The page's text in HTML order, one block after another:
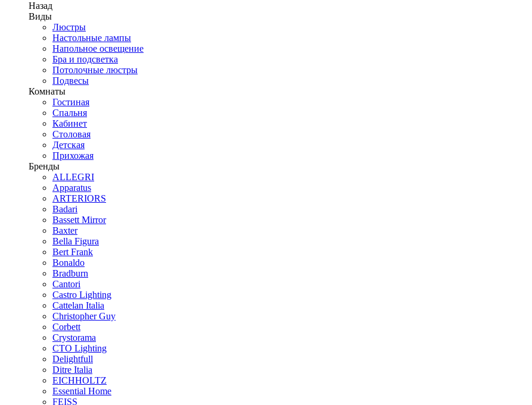
Назад
Виды
Люстры
Настольные лампы
Напольное освещение
Бра и подсветка
Потолочные люстры
Подвесы
Комнаты
Гостиная
Спальня
Кабинет
Столовая
Детская
Прихожая
Бренды
ALLEGRI
Apparatus
ARTERIORS
Badari
Bassett Mirror
Baxter
Bella Figura
Bert Frank
Bonaldo
Bradburn
Cantori
Castro Lighting
Cattelan Italia
Christopher Guy
Corbett
Crystorama
CTO Lighting
Delightfull
Ditre Italia
EICHHOLTZ
Essential Home
FEISS